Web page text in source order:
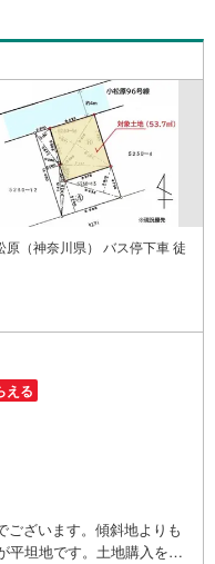
（神奈川県） バス停下車 徒
える
ございます。傾斜地よりも
平坦地です。土地購入をお